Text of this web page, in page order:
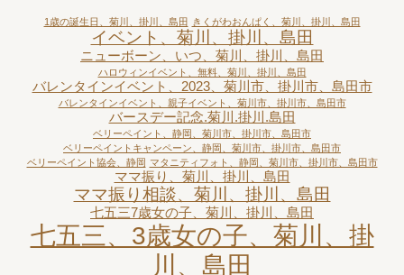
1歳の誕生日、菊川、掛川、島田 きくがわおんぱく、菊川、掛川、島田
イベント、菊川、掛川、島田
ニューボーン、いつ、菊川、掛川、島田
ハロウィンイベント、無料、菊川、掛川、島田
バレンタインイベント、2023、菊川市、掛川市、島田市
バレンタインイベント、親子イベント、菊川市、掛川市、島田市
バースデー記念.菊川.掛川.島田
ベリーペイント、静岡、菊川市、掛川市、島田市
ベリーペイントキャンペーン、静岡、菊川市、掛川市、島田市
ベリーペイント協会、静岡 マタニティフォト、静岡、菊川市、掛川市、島田市
ママ振り、菊川、掛川、島田
ママ振り相談、菊川、掛川、島田
七五三7歳女の子、菊川、掛川、島田
七五三、3歳女の子、菊川、掛
川、島田